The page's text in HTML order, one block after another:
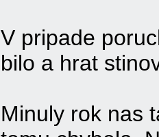
V pripade
bilo a hrat
Minuly rok nas